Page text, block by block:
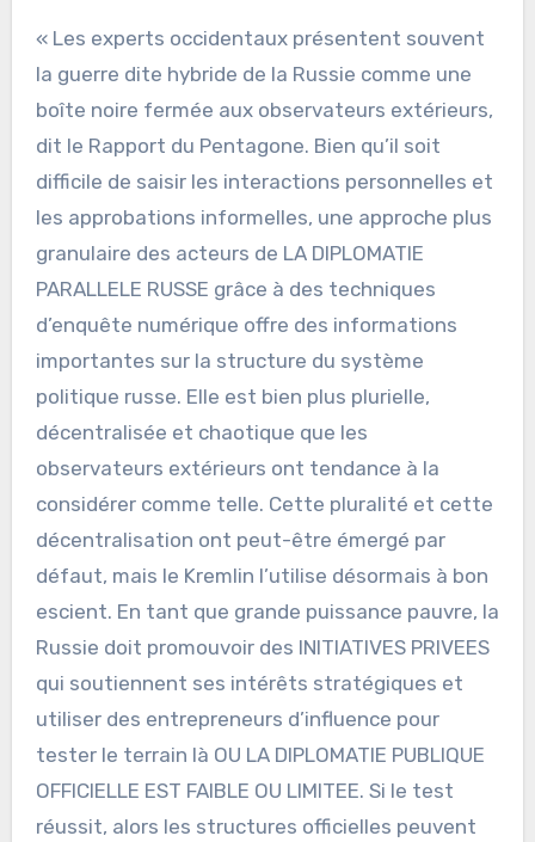
« Les experts occidentaux présentent souvent
la guerre dite hybride de la Russie comme une
boîte noire fermée aux observateurs extérieurs,
dit le Rapport du Pentagone. Bien qu’il soit
difficile de saisir les interactions personnelles et
les approbations informelles, une approche plus
granulaire des acteurs de LA DIPLOMATIE
PARALLELE RUSSE grâce à des techniques
d’enquête numérique offre des informations
importantes sur la structure du système
politique russe. Elle est bien plus plurielle,
décentralisée et chaotique que les
observateurs extérieurs ont tendance à la
considérer comme telle. Cette pluralité et cette
décentralisation ont peut-être émergé par
défaut, mais le Kremlin l’utilise désormais à bon
escient. En tant que grande puissance pauvre, la
Russie doit promouvoir des INITIATIVES PRIVEES
qui soutiennent ses intérêts stratégiques et
utiliser des entrepreneurs d’influence pour
tester le terrain là OU LA DIPLOMATIE PUBLIQUE
OFFICIELLE EST FAIBLE OU LIMITEE. Si le test
réussit, alors les structures officielles peuvent